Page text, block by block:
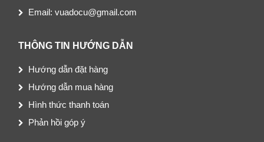
Email: vuadocu@gmail.com
THÔNG TIN HƯỚNG DẪN
Hướng dẫn đặt hàng
Hướng dẫn mua hàng
Hình thức thanh toán
Phản hồi góp ý